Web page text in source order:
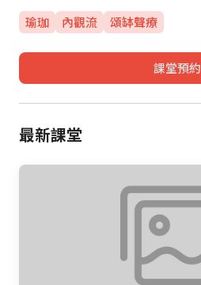
瑜珈 內觀流 頌缽聲療
課堂預約
最新課堂